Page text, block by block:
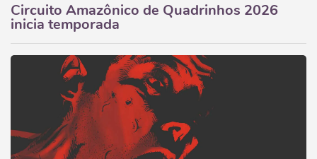
Circuito Amazônico de Quadrinhos 2026
inicia temporada